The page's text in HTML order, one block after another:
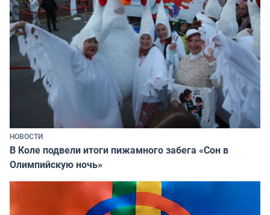
НОВОСТИ
В Коле подвели итоги пижамного забега «Сон в
Олимпийскую ночь»